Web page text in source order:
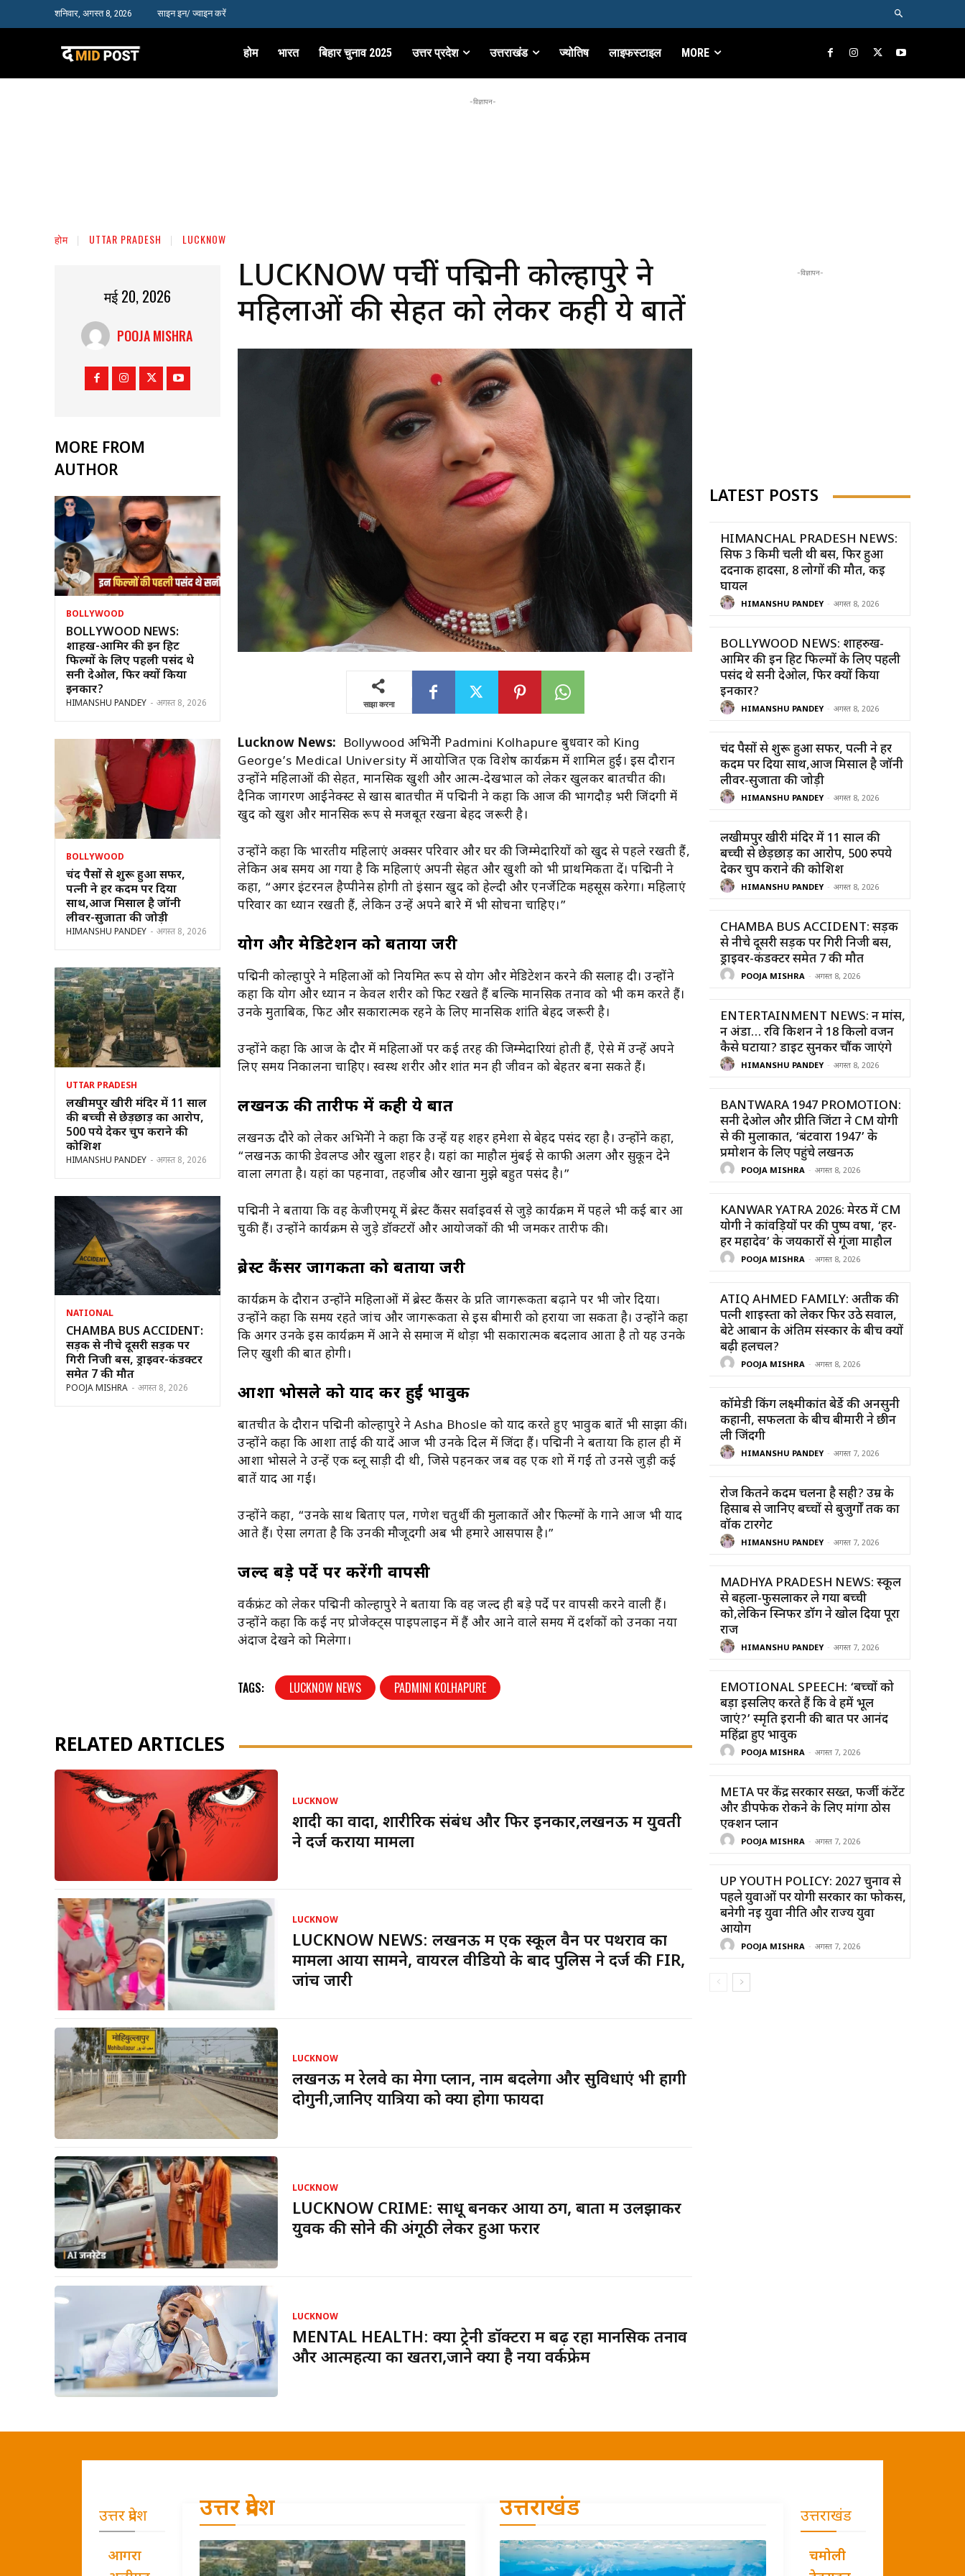
शनिवार, अगस्त 8, 2026 साइन इन/ ज्वाइन करें
होम भारत बिहार चुनाव 2025 उत्तर प्रदेश उत्तराखंड ज्योतिष लाइफस्टाइल MORE
-विज्ञापन-
होम UTTAR PRADESH LUCKNOW
मई 20, 2026
POOJA MISHRA
MORE FROM
AUTHOR
BOLLYWOOD
BOLLYWOOD NEWS:
शाहरुख-आमिर की इन हिट
फिल्मों के लिए पहली पसंद थे
सनी देओल, फिर क्यों किया
इनकार?
HIMANSHU PANDEY - अगस्त 8, 2026
BOLLYWOOD
चंद पैसों से शुरू हुआ सफर,
पत्नी ने हर कदम पर दिया
साथ,आज मिसाल है जॉनी
लीवर-सुजाता की जोड़ी
HIMANSHU PANDEY - अगस्त 8, 2026
UTTAR PRADESH
लखीमपुर खीरी मंदिर में 11 साल
की बच्ची से छेड़छाड़ का आरोप,
500 रुपये देकर चुप कराने की
कोशिश
HIMANSHU PANDEY - अगस्त 8, 2026
NATIONAL
CHAMBA BUS ACCIDENT:
सड़क से नीचे दूसरी सड़क पर
गिरी निजी बस, ड्राइवर-कंडक्टर
समेत 7 की मौत
POOJA MISHRA - अगस्त 8, 2026
LUCKNOW पहुंचीं पद्मिनी कोल्हापुरे ने
महिलाओं की सेहत को लेकर कही ये बातें
साझा करना
Lucknow News: Bollywood अभिनेत्री Padmini Kolhapure बुधवार को King
George’s Medical University में आयोजित एक विशेष कार्यक्रम में शामिल हुईं। इस दौरान
उन्होंने महिलाओं की सेहत, मानसिक खुशी और आत्म-देखभाल को लेकर खुलकर बातचीत की।
दैनिक जागरण आईनेक्स्ट से खास बातचीत में पद्मिनी ने कहा कि आज की भागदौड़ भरी जिंदगी में
खुद को खुश और मानसिक रूप से मजबूत रखना बेहद जरूरी है।
उन्होंने कहा कि भारतीय महिलाएं अक्सर परिवार और घर की जिम्मेदारियों को खुद से पहले रखती हैं,
लेकिन अब समय आ गया है कि महिलाएं अपनी सेहत और खुशी को भी प्राथमिकता दें। पद्मिनी ने
कहा, “अगर इंटरनल हैप्पीनेस होगी तो इंसान खुद को हेल्दी और एनर्जेटिक महसूस करेगा। महिलाएं
परिवार का ध्यान रखती हैं, लेकिन उन्हें अपने बारे में भी सोचना चाहिए।”
योग और मेडिटेशन को बताया जरूरी
पद्मिनी कोल्हापुरे ने महिलाओं को नियमित रूप से योग और मेडिटेशन करने की सलाह दी। उन्होंने
कहा कि योग और ध्यान न केवल शरीर को फिट रखते हैं बल्कि मानसिक तनाव को भी कम करते हैं।
उनके मुताबिक, फिट और सकारात्मक रहने के लिए मानसिक शांति बेहद जरूरी है।
उन्होंने कहा कि आज के दौर में महिलाओं पर कई तरह की जिम्मेदारियां होती हैं, ऐसे में उन्हें अपने
लिए समय निकालना चाहिए। स्वस्थ शरीर और शांत मन ही जीवन को बेहतर बना सकते हैं।
लखनऊ की तारीफ में कही ये बात
लखनऊ दौरे को लेकर अभिनेत्री ने कहा कि उन्हें यह शहर हमेशा से बेहद पसंद रहा है। उन्होंने कहा,
“लखनऊ काफी डेवलप्ड और खुला शहर है। यहां का माहौल मुंबई से काफी अलग और सुकून देने
वाला लगता है। यहां का पहनावा, तहजीब और खाना मुझे बहुत पसंद है।”
पद्मिनी ने बताया कि वह केजीएमयू में ब्रेस्ट कैंसर सर्वाइवर्स से जुड़े कार्यक्रम में पहले भी कई बार आ
चुकी हैं। उन्होंने कार्यक्रम से जुड़े डॉक्टरों और आयोजकों की भी जमकर तारीफ की।
ब्रेस्ट कैंसर जागरूकता को बताया जरूरी
कार्यक्रम के दौरान उन्होंने महिलाओं में ब्रेस्ट कैंसर के प्रति जागरूकता बढ़ाने पर भी जोर दिया।
उन्होंने कहा कि समय रहते जांच और जागरूकता से इस बीमारी को हराया जा सकता है। उन्होंने कहा
कि अगर उनके इस कार्यक्रम में आने से समाज में थोड़ा भी सकारात्मक बदलाव आता है तो यह उनके
लिए खुशी की बात होगी।
आशा भोसले को याद कर हुईं भावुक
बातचीत के दौरान पद्मिनी कोल्हापुरे ने Asha Bhosle को याद करते हुए भावुक बातें भी साझा कीं।
उन्होंने कहा कि आशा ताई की यादें आज भी उनके दिल में जिंदा हैं। पद्मिनी ने बताया कि हाल ही में
आशा भोसले ने उन्हें एक ब्लू साड़ी दी थी, जिसे पहनकर जब वह एक शो में गईं तो उनसे जुड़ी कई
बातें याद आ गईं।
उन्होंने कहा, “उनके साथ बिताए पल, गणेश चतुर्थी की मुलाकातें और फिल्मों के गाने आज भी याद
आते हैं। ऐसा लगता है कि उनकी मौजूदगी अब भी हमारे आसपास है।”
जल्द बड़े पर्दे पर करेंगी वापसी
वर्कफ्रंट को लेकर पद्मिनी कोल्हापुरे ने बताया कि वह जल्द ही बड़े पर्दे पर वापसी करने वाली हैं।
उन्होंने कहा कि कई नए प्रोजेक्ट्स पाइपलाइन में हैं और आने वाले समय में दर्शकों को उनका नया
अंदाज देखने को मिलेगा।
TAGS: LUCKNOW NEWS PADMINI KOLHAPURE
RELATED ARTICLES
LUCKNOW
शादी का वादा, शारीरिक संबंध और फिर इनकार,लखनऊ में युवती
ने दर्ज कराया मामला
LUCKNOW
LUCKNOW NEWS: लखनऊ में एक स्कूल वैन पर पथराव का
मामला आया सामने, वायरल वीडियो के बाद पुलिस ने दर्ज की FIR,
जांच जारी
LUCKNOW
लखनऊ में रेलवे का मेगा प्लान, नाम बदलेगा और सुविधाएं भी होंगी
दोगुनी,जानिए यात्रियों को क्या होगा फायदा
LUCKNOW
LUCKNOW CRIME: साधू बनकर आया ठग, बातों में उलझाकर
युवक की सोने की अंगूठी लेकर हुआ फरार
LUCKNOW
MENTAL HEALTH: क्या ट्रेनी डॉक्टरों में बढ़ रहा मानसिक तनाव
और आत्महत्या का खतरा,जाने क्या है नया वर्कफ्रेम
-विज्ञापन-
LATEST POSTS
HIMANCHAL PRADESH NEWS:
सिर्फ 3 किमी चली थी बस, फिर हुआ
दर्दनाक हादसा, 8 लोगों की मौत, कई
घायल
HIMANSHU PANDEY - अगस्त 8, 2026
BOLLYWOOD NEWS: शाहरुख-
आमिर की इन हिट फिल्मों के लिए पहली
पसंद थे सनी देओल, फिर क्यों किया
इनकार?
HIMANSHU PANDEY - अगस्त 8, 2026
चंद पैसों से शुरू हुआ सफर, पत्नी ने हर
कदम पर दिया साथ,आज मिसाल है जॉनी
लीवर-सुजाता की जोड़ी
HIMANSHU PANDEY - अगस्त 8, 2026
लखीमपुर खीरी मंदिर में 11 साल की
बच्ची से छेड़छाड़ का आरोप, 500 रुपये
देकर चुप कराने की कोशिश
HIMANSHU PANDEY - अगस्त 8, 2026
CHAMBA BUS ACCIDENT: सड़क
से नीचे दूसरी सड़क पर गिरी निजी बस,
ड्राइवर-कंडक्टर समेत 7 की मौत
POOJA MISHRA - अगस्त 8, 2026
ENTERTAINMENT NEWS: न मांस,
न अंडा… रवि किशन ने 18 किलो वजन
कैसे घटाया? डाइट सुनकर चौंक जाएंगे
HIMANSHU PANDEY - अगस्त 8, 2026
BANTWARA 1947 PROMOTION:
सनी देओल और प्रीति जिंटा ने CM योगी
से की मुलाकात, ‘बंटवारा 1947’ के
प्रमोशन के लिए पहुंचे लखनऊ
POOJA MISHRA - अगस्त 8, 2026
KANWAR YATRA 2026: मेरठ में CM
योगी ने कांवड़ियों पर की पुष्प वर्षा, ‘हर-
हर महादेव’ के जयकारों से गूंजा माहौल
POOJA MISHRA - अगस्त 8, 2026
ATIQ AHMED FAMILY: अतीक की
पत्नी शाइस्ता को लेकर फिर उठे सवाल,
बेटे आबान के अंतिम संस्कार के बीच क्यों
बढ़ी हलचल?
POOJA MISHRA - अगस्त 8, 2026
कॉमेडी किंग लक्ष्मीकांत बेर्डे की अनसुनी
कहानी, सफलता के बीच बीमारी ने छीन
ली जिंदगी
HIMANSHU PANDEY - अगस्त 7, 2026
रोज कितने कदम चलना है सही? उम्र के
हिसाब से जानिए बच्चों से बुजुर्गों तक का
वॉक टारगेट
HIMANSHU PANDEY - अगस्त 7, 2026
MADHYA PRADESH NEWS: स्कूल
से बहला-फुसलाकर ले गया बच्ची
को,लेकिन स्निफर डॉग ने खोल दिया पूरा
राज
HIMANSHU PANDEY - अगस्त 7, 2026
EMOTIONAL SPEECH: ‘बच्चों को
बड़ा इसलिए करते हैं कि वे हमें भूल
जाएं?’ स्मृति ईरानी की बात पर आनंद
महिंद्रा हुए भावुक
POOJA MISHRA - अगस्त 7, 2026
META पर केंद्र सरकार सख्त, फर्जी कंटेंट
और डीपफेक रोकने के लिए मांगा ठोस
एक्शन प्लान
POOJA MISHRA - अगस्त 7, 2026
UP YOUTH POLICY: 2027 चुनाव से
पहले युवाओं पर योगी सरकार का फोकस,
बनेगी नई युवा नीति और राज्य युवा
आयोग
POOJA MISHRA - अगस्त 7, 2026
उत्तर प्रदेश
आगरा
उत्तर प्रदेश उत्तराखंड उत्तराखंड
चमोली